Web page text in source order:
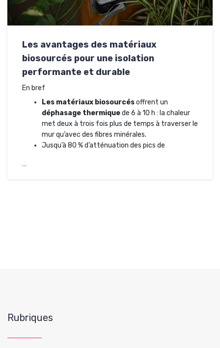
Les avantages des matériaux
biosourcés pour une isolation
performante et durable
En bref
Les matériaux biosourcésoffrent un
déphasage thermiquede 6 à 10 h : la chaleur
met deux à trois fois plus de temps à traverser le
mur qu’avec des fibres minérales.
Jusqu’à 80 % d’atténuation des pics de
…
Rubriques